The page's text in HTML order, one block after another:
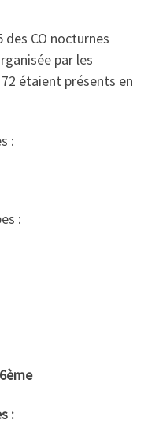
CO nocturnes
par les
étaient présents en
:
:
: